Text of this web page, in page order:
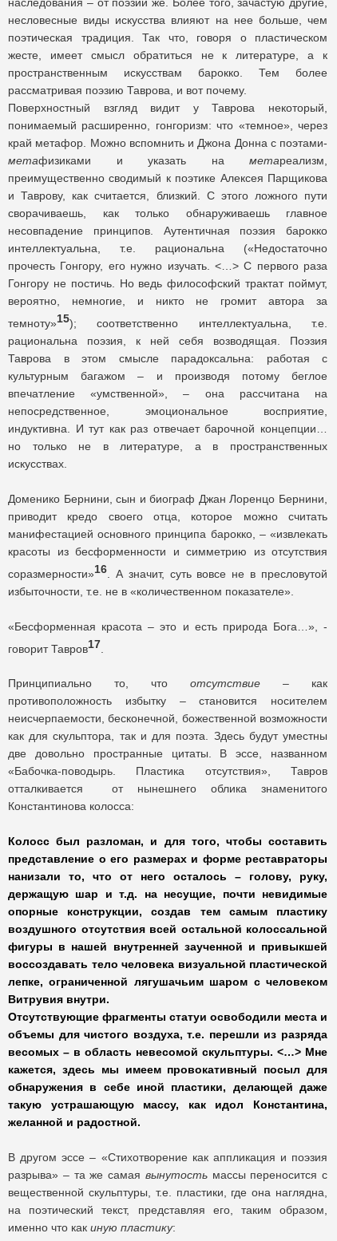
несловесные виды искусства влияют на нее больше, чем
поэтическая традиция. Так что, говоря о пластическом
жесте, имеет смысл обратиться не к литературе, а к
пространственным искусствам барокко. Тем более
рассматривая поэзию Таврова, и вот почему.
Поверхностный взгляд видит у Таврова некоторый,
понимаемый расширенно, гонгоризм: что «темное», через
край метафор. Можно вспомнить и Джона Донна с поэтами-
метафизиками и указать на метареализм,
преимущественно сводимый к поэтике Алексея Парщикова
и Таврову, как считается, близкий. С этого ложного пути
сворачиваешь, как только обнаруживаешь главное
несовпадение принципов. Аутентичная поэзия барокко
интеллектуальна, т.е. рациональна («Недостаточно
прочесть Гонгору, его нужно изучать. <…> С первого раза
Гонгору не постичь. Но ведь философский трактат поймут,
вероятно, немногие, и никто не громит автора за
темноту»15); соответственно интеллектуальна, т.е.
рациональна поэзия, к ней себя возводящая. Поэзия
Таврова в этом смысле парадоксальна: работая с
культурным багажом – и производя потому беглое
впечатление «умственной», – она рассчитана на
непосредственное, эмоциональное восприятие,
индуктивна. И тут как раз отвечает барочной концепции…
но только не в литературе, а в пространственных
искусствах.
Доменико Бернини, сын и биограф Джан Лоренцо Бернини,
приводит кредо своего отца, которое можно считать
манифестацией основного принципа барокко, – «извлекать
красоты из бесформенности и симметрию из отсутствия
соразмерности»16 . А значит, суть вовсе не в пресловутой
избыточности, т.е. не в «количественном показателе».
«Бесформенная красота – это и есть природа Бога…», -
говорит Тавров17
Принципиально то, что отсутствие – как
противоположность избытку – становится носителем
неисчерпаемости, бесконечной, божественной возможности
как для скульптора, так и для поэта. Здесь будут уместны
две довольно пространные цитаты. В эссе, названном
«Бабочка-поводырь. Пластика отсутствия», Тавров
отталкивается от нынешнего облика знаменитого
Константинова колосса:
Колосс был разломан, и для того, чтобы составить
представление о его размерах и форме реставраторы
нанизали то, что от него осталось – голову, руку,
держащую шар и т.д. на несущие, почти невидимые
опорные конструкции, создав тем самым пластику
воздушного отсутствия всей остальной колоссальной
фигуры в нашей внутренней заученной и привыкшей
воссоздавать тело человека визуальной пластической
лепке, ограниченной лягушачьим шаром с человеком
Витрувия внутри.
Отсутствующие фрагменты статуи освободили места и
объемы для чистого воздуха, т.е. перешли из разряда
весомых – в область невесомой скульптуры. <…> Мне
кажется, здесь мы имеем провокативный посыл для
обнаружения в себе иной пластики, делающей даже
такую устрашающую массу, как идол Константина,
желанной и радостной.
В другом эссе – «Стихотворение как аппликация и поэзия
разрыва» – та же самая вынутостьмассы переносится с
вещественной скульптуры, т.е. пластики, где она наглядна,
на поэтический текст, представляя его, таким образом,
именно что как иную пластику: